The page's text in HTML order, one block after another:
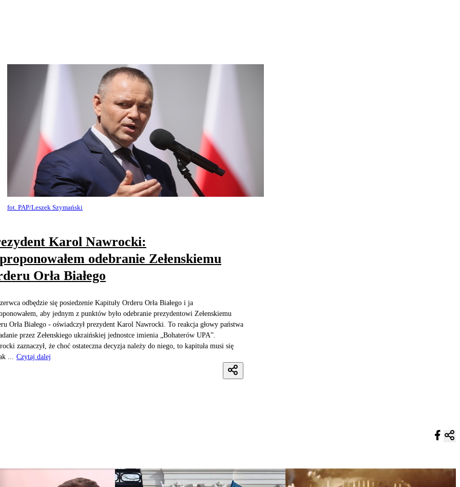
fot. PAP/Leszek Szymański
Karol Nawrocki:
odebranie Zełenskiemu
Orła Białego
odbędzie się posiedzenie Kapituły Orderu Orła Białego i ja
aby jednym z punktów było odebranie prezydentowi Zełenskiemu
Orła Białego - oświadczył prezydent Karol Nawrocki. To reakcja głowy państwa
przez Zełenskiego ukraińskiej jednostce imienia „Bohaterów UPA”.
zaznaczył, że choć ostateczna decyzja należy do niego, to kapituła musi się
...
Czytaj dalej